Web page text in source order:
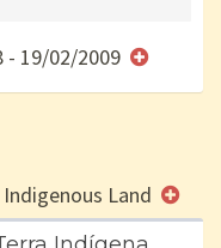
- 19/02/2009
Land